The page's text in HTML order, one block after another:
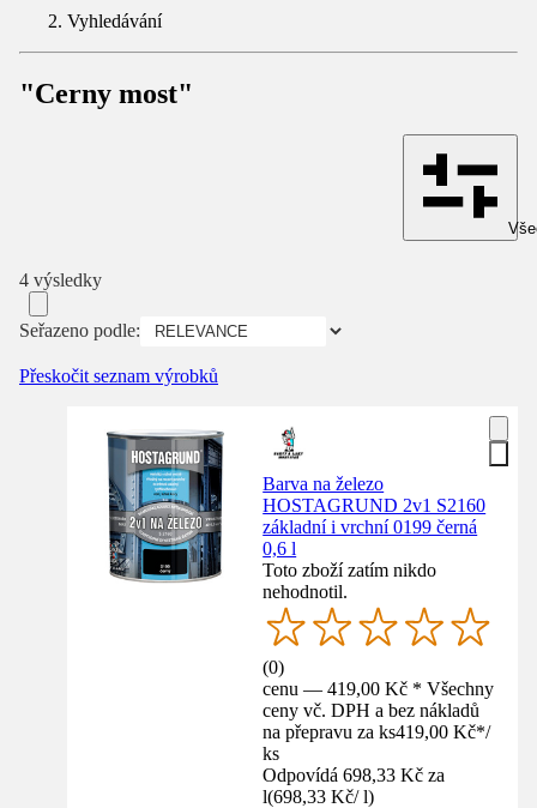
Vyhledávání
"Cerny most"
4 výsledky
Seřazeno podle:
Přeskočit seznam výrobků
Barva na železo
HOSTAGRUND 2v1 S2160
základní i vrchní 0199 černá
0,6 l
Toto zboží zatím nikdo
nehodnotil.
(0)
cenu — 419,00 Kč * Všechny
ceny vč. DPH a bez nákladů
na přepravu za ks419,00 Kč*/
ks
Odpovídá 698,33 Kč za
l(698,33 Kč/ l)